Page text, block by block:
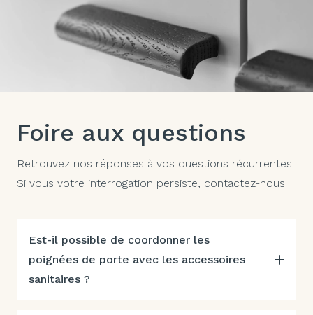
Foire aux questions
Retrouvez nos réponses à vos questions récurrentes.
Si vous votre interrogation persiste, contactez-nous
Est-il possible de coordonner les
poignées de porte avec les accessoires
sanitaires ?